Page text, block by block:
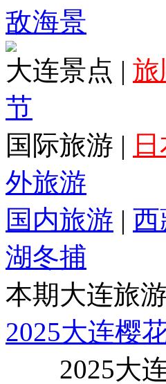
敌海景
大连景点 | 旅
节
国际旅游 |
外旅游
国内旅游 | 西
湖冬捕
本期大连旅
2025大连樱
2025大连